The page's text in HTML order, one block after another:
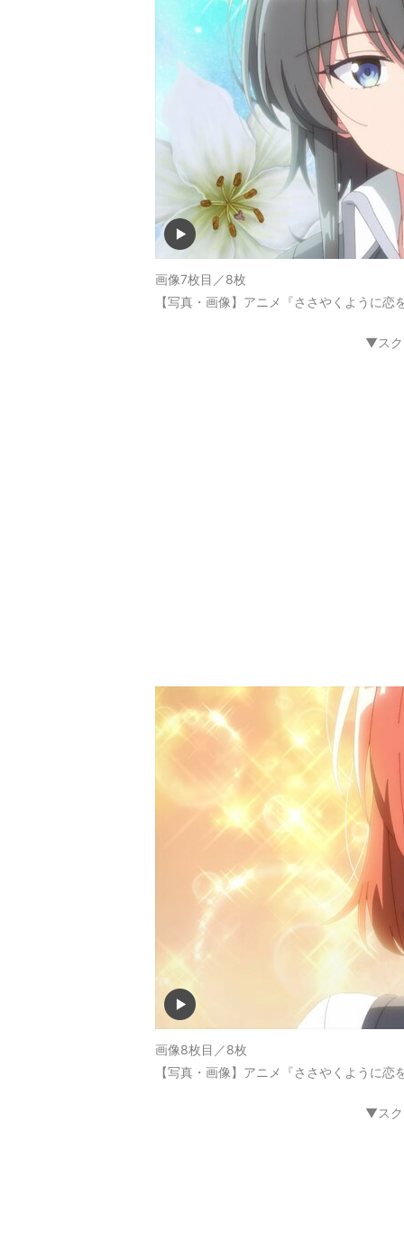
画像7枚目／8枚
【写真・画像】アニメ『ささやくように
▼スク
画像8枚目／8枚
【写真・画像】アニメ『ささやくように
▼スク